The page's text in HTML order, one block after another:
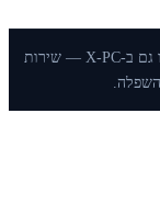
? בקרו אותנו גם ב-X-PC — שירות